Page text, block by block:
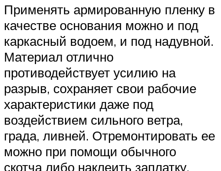
Применять армированную пленку в
качестве основания можно и под
каркасный водоем, и под надувной.
Материал отлично
противодействует усилию на
разрыв, сохраняет свои рабочие
характеристики даже под
воздействием сильного ветра,
града, ливней. Отремонтировать ее
можно при помощи обычного
скотча либо наклеить заплатку.